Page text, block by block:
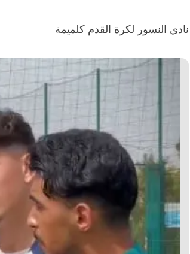
نادي النسور لكرة القدم كلميمة